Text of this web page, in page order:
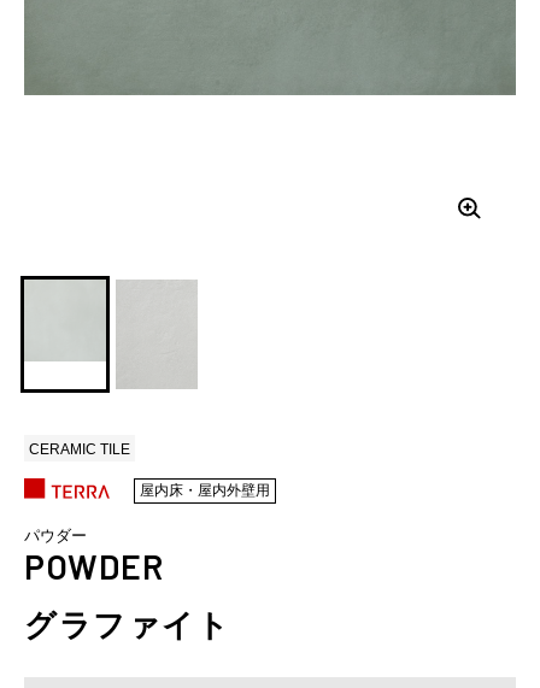
CERAMIC TILE
屋内床・屋内外壁用
パウダー
POWDER
グラファイト